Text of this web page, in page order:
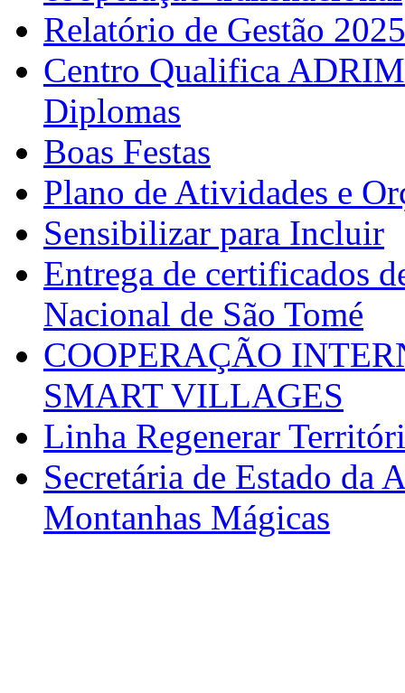
Relatório de Gestão 2025
Centro Qualifica
Diplomas
Boas Festas
Plano de Atividades e
Sensibilizar para Incluir
Entrega de certificados
Nacional de São Tomé
COOPERAÇÃO
SMART VILLAGES
Linha Regenerar
Secretária de Estado da
Montanhas Mágicas